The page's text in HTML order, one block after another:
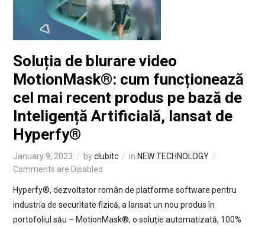
Soluția de blurare video
MotionMask®: cum funcționează
cel mai recent produs pe bază de
Inteligență Artificială, lansat de
Hyperfy®
January 9, 2023 byclubitc in NEW TECHNOLOGY
Comments are Disabled
Hyperfy®, dezvoltator român de platforme software pentru
industria de securitate fizică, a lansat un nou produs în
portofoliul său – MotionMask®, o soluție automatizată, 100%